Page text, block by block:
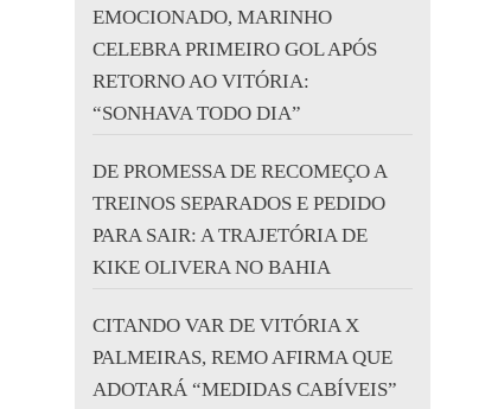
EMOCIONADO, MARINHO
CELEBRA PRIMEIRO GOL APÓS
RETORNO AO VITÓRIA:
“SONHAVA TODO DIA”
DE PROMESSA DE RECOMEÇO A
TREINOS SEPARADOS E PEDIDO
PARA SAIR: A TRAJETÓRIA DE
KIKE OLIVERA NO BAHIA
CITANDO VAR DE VITÓRIA X
PALMEIRAS, REMO AFIRMA QUE
ADOTARÁ “MEDIDAS CABÍVEIS”